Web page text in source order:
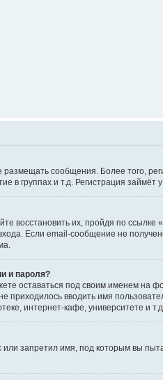
сообщения. Более того,
группах и т.д. Регистрация займёт
восстановить их, пройдя по
Если email-сообщение не
и пароля?
оставаться под своим именем на
приходилось вводить имя
интернет-кафе, университете и
запретил имя, под которым вы